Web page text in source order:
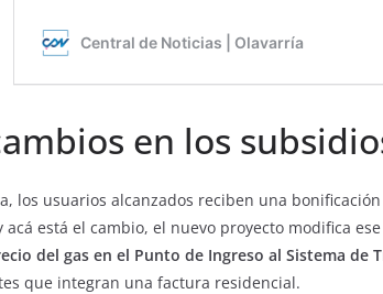
en los
los usuarios alcanzados reciben una
acá está el cambio, el nuevo proyecto modifica
del gas en el Punto de Ingreso al Sistema de
que integran una factura residencial.